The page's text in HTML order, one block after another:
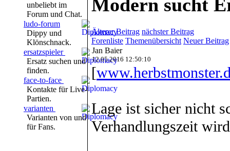
unbeliebt im
Forum und Chat.
ludo-forum
Dippy und
Klönschnack.
ersatzspieler
Ersatz suchen und
finden.
face-to-face
Kontakte für Live-
Partien.
varianten
Varianten von und
für Fans.
Modern sucht
Älterer Beitrag nächster Beitrag
Forenliste Themenübersicht Neuer Beitrag
Jan Baier
12.05.2016 12:50:10
[
Lage ist sicher nicht
Verhandlungszeit